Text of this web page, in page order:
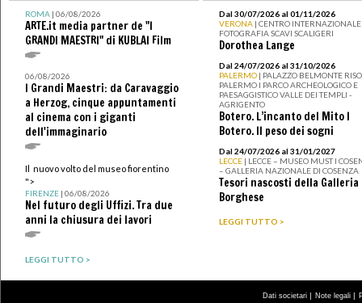
ROMA | 06/08/2026
ARTE.it media partner de "I
GRANDI MAESTRI" di KUBLAI Film
06/08/2026
I Grandi Maestri: da Caravaggio
a Herzog, cinque appuntamenti
al cinema con i giganti
dell'immaginario
Il nuovo volto del museo fiorentino
">
FIRENZE | 06/08/2026
Nel futuro degli Uffizi. Tra due
anni la chiusura dei lavori
LEGGI TUTTO >
Dal 30/07/2026 al 01/11/2026
VERONA | CENTRO
FOTOGRAFIA SCAVI SCALIGERI
Dorothea Lange
Dal 24/07/2026 al 31/10/2026
PALERMO | PALAZZO BELMONTE
PALERMO I PARCO ARCHEOLOGICO E
PAESAGGISTICO VALLE DEI TEMPLI -
AGRIGENTO
Botero. L’incanto del Mito I
Botero. Il peso dei sogni
Dal 24/07/2026 al 31/01/2027
LECCE | LECCE – MUSEO MUST I
– GALLERIA NAZIONALE DI COSENZA
Tesori nascosti della Galleria
Borghese
LEGGI TUTTO >
Dati societari | Note legali |